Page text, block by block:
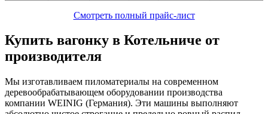
Смотреть полный прайс-лист
Купить вагонку в Котельниче от
производителя
Мы изготавливаем пиломатериалы на современном
деревообрабатывающем оборудовании производства
компании WEINIG (Германия). Эти машины выполняют